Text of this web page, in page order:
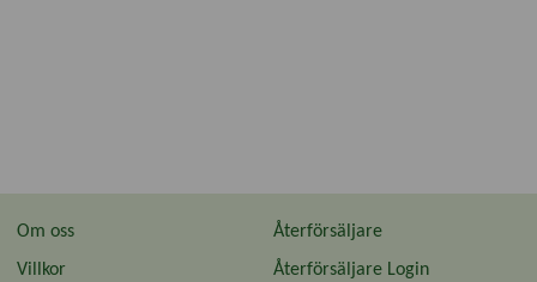
Om oss
Villkor
Återförsäljare
Återförsäljare Login